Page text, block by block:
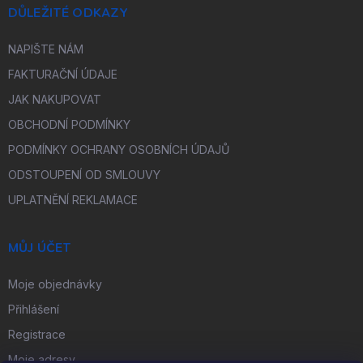
DŮLEŽITÉ ODKAZY
NAPIŠTE NÁM
FAKTURAČNÍ ÚDAJE
JAK NAKUPOVAT
OBCHODNÍ PODMÍNKY
PODMÍNKY OCHRANY OSOBNÍCH ÚDAJŮ
ODSTOUPENÍ OD SMLOUVY
UPLATNĚNÍ REKLAMACE
MŮJ ÚČET
Moje objednávky
Přihlášení
Registrace
Moje adresy